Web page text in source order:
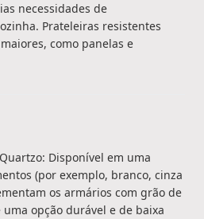
necessidades de
Prateleiras resistentes
como panelas e
Quartzo: Disponível em uma
(por exemplo, branco, cinza
os armários com grão de
opção durável e de baixa